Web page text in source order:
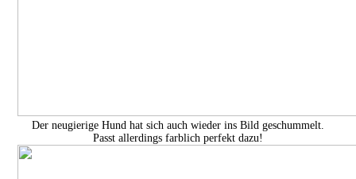
Der neugierige Hund hat sich auch wieder ins Bild geschummelt.
Passt allerdings farblich perfekt dazu!